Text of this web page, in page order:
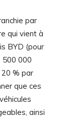
par
qui vient à
BYD (pour
500 000
% par
que ces
ainsi